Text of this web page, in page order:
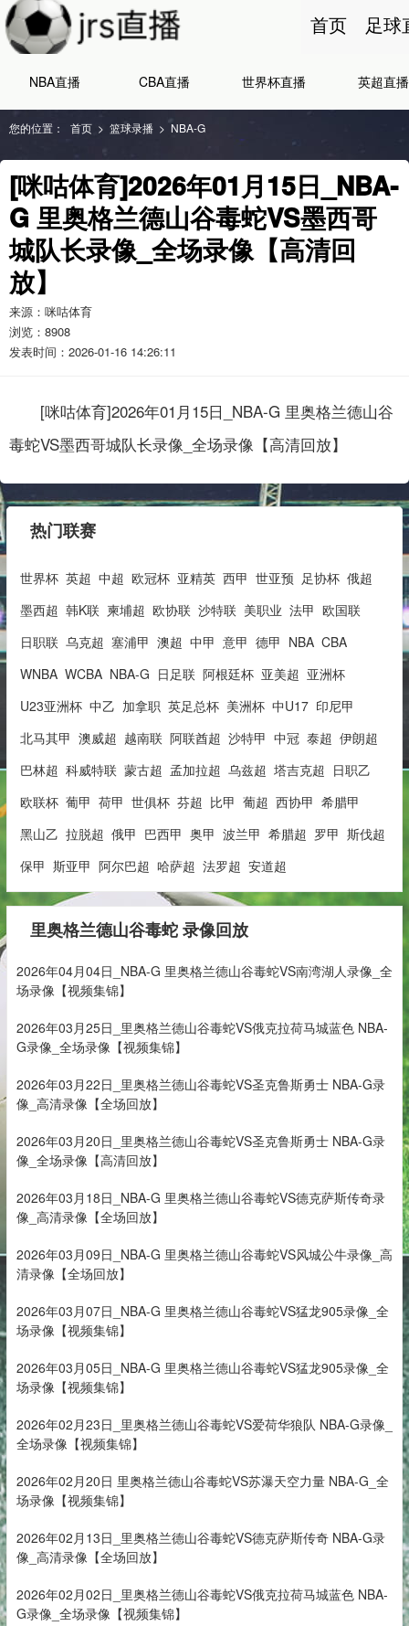
首页 足球
NBA直播 CBA直播 世界杯直播 英超直播
您的位置： 首页 > 篮球录播 > NBA-G
[咪咕体育]2026年01月15日_NBA-
G 里奥格兰德山谷毒蛇VS墨西哥
城队长录像_全场录像【高清回
放】
来源：咪咕体育
浏览： 8908
发表时间：2026-01-16 14:26:11
[咪咕体育]2026年01月15日_NBA-G 里奥格兰德山谷
毒蛇VS墨西哥城队长录像_全场录像【高清回放】
热门联赛
世界杯 英超 中超 欧冠杯 亚精英 西甲 世亚预 足协杯 俄超
墨西超 韩K联 柬埔超 欧协联 沙特联 美职业 法甲 欧国联
日职联 乌克超 塞浦甲 澳超 中甲 意甲 德甲 NBA CBA
WNBA WCBA NBA-G 日足联 阿根廷杯 亚美超 亚洲杯
U23亚洲杯 中乙 加拿职 英足总杯 美洲杯 中U17 印尼甲
北马其甲 澳威超 越南联 阿联酋超 沙特甲 中冠 泰超 伊朗超
巴林超 科威特联 蒙古超 孟加拉超 乌兹超 塔吉克超 日职乙
欧联杯 葡甲 荷甲 世俱杯 芬超 比甲 葡超 西协甲 希腊甲
黑山乙 拉脱超 俄甲 巴西甲 奥甲 波兰甲 希腊超 罗甲 斯伐超
保甲 斯亚甲 阿尔巴超 哈萨超 法罗超 安道超
里奥格兰德山谷毒蛇 录像回放
2026年04月04日_NBA-G 里奥格兰德山谷毒蛇VS南湾湖人录像_全
场录像【视频集锦】
2026年03月25日_里奥格兰德山谷毒蛇VS俄克拉荷马城蓝色 NBA-
G录像_全场录像【视频集锦】
2026年03月22日_里奥格兰德山谷毒蛇VS圣克鲁斯勇士 NBA-G录
像_高清录像【全场回放】
2026年03月20日_里奥格兰德山谷毒蛇VS圣克鲁斯勇士 NBA-G录
像_全场录像【高清回放】
2026年03月18日_NBA-G 里奥格兰德山谷毒蛇VS德克萨斯传奇录
像_高清录像【全场回放】
2026年03月09日_NBA-G 里奥格兰德山谷毒蛇VS风城公牛录像_高
清录像【全场回放】
2026年03月07日_NBA-G 里奥格兰德山谷毒蛇VS猛龙905录像_全
场录像【视频集锦】
2026年03月05日_NBA-G 里奥格兰德山谷毒蛇VS猛龙905录像_全
场录像【视频集锦】
2026年02月23日_里奥格兰德山谷毒蛇VS爱荷华狼队 NBA-G录像_
全场录像【视频集锦】
2026年02月20日 里奥格兰德山谷毒蛇VS苏瀑天空力量 NBA-G_全
场录像【视频集锦】
2026年02月13日_里奥格兰德山谷毒蛇VS德克萨斯传奇 NBA-G录
像_高清录像【全场回放】
2026年02月02日_里奥格兰德山谷毒蛇VS俄克拉荷马城蓝色 NBA-
G录像_全场录像【视频集锦】